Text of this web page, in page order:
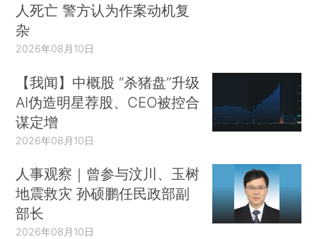
人死亡 警方认为作案动机复
杂
2026年08月10日
【我闻】中概股 “杀猪盘”升级
AI伪造明星荐股、CEO被控合
谋定增
2026年08月10日
人事观察｜曾参与汶川、玉树
地震救灾 孙硕鹏任民政部副
部长
2026年08月10日